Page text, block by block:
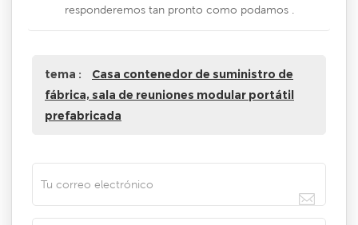
responderemos tan pronto como podamos .
tema :
Casa contenedor de suministro de
fábrica, sala de reuniones modular portátil
prefabricada